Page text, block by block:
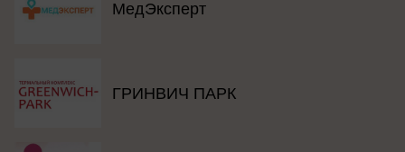
МедЭксперт
ГРИНВИЧ ПАРК